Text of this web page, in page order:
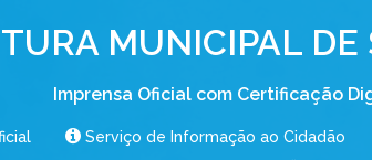
MUNICIPAL
Imprensa Oficial com Certificação
Serviço de Informação ao Cidadão